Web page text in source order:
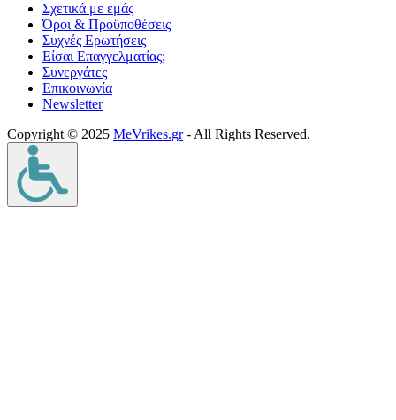
Σχετικά με εμάς
Όροι & Προϋποθέσεις
Συχνές Ερωτήσεις
Είσαι Επαγγελματίας;
Συνεργάτες
Επικοινωνία
Νewsletter
Copyright © 2025 MeVrikes.gr- All Rights Reserved.